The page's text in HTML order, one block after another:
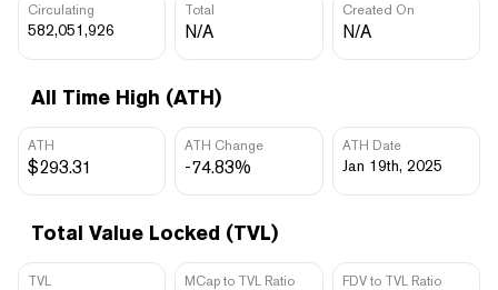
Circulating
582,051,926
Total
N/A
Created On
N/A
All Time High (ATH)
ATH
$293.31
ATH Change
-74.83%
ATH Date
Jan 19th, 2025
Total Value Locked (TVL)
TVL MCap to TVL Ratio FDV to TVL Ratio